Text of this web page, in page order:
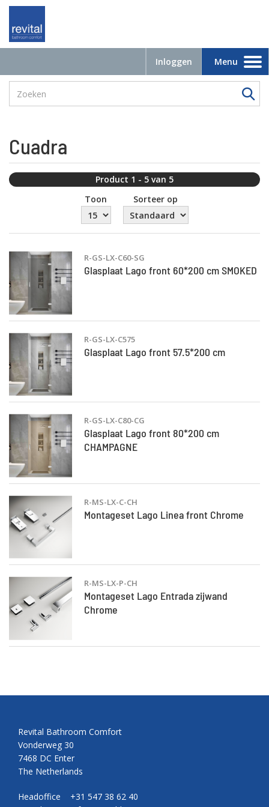
Inloggen
Toggle
navigation
Menu
Cuadra
Product 1 - 5 van 5
Toon
Sorteer op
Glasplaat Lago front 60*200 cm SMOKED
R-GS-LX-C60-SG
Glasplaat Lago front 57.5*200 cm
R-GS-LX-C575
Glasplaat Lago front 80*200 cm
CHAMPAGNE
R-GS-LX-C80-CG
Montageset Lago Linea front Chrome
R-MS-LX-C-CH
Montageset Lago Entrada zijwand
Chrome
R-MS-LX-P-CH
Revital Bathroom Comfort
Vonderweg 30
7468 DC Enter
The Netherlands
Headoffice +31 547 38 62 40